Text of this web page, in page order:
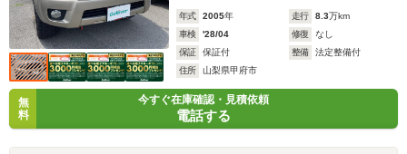
年式 2005年 走行 8.3万km
車検
'28/04 修復
なし
保証
保証付 整備
法定整備付
住所
山梨県甲府市
無
料
今すぐ在庫確認・見積依頼
電話する